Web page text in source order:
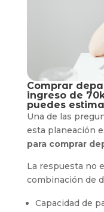
Comprar
ingreso de
puedes
Una de las
esta planeación
para comprar
La respuesta no
combinación de
Capacidad de